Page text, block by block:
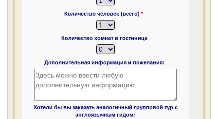
Количество человек (всего) *
Количество комнат в гостинице
Дополнительная информация и пожелания:
Хотели бы вы заказать аналогичный групповой тур с
англоязычным гидом: